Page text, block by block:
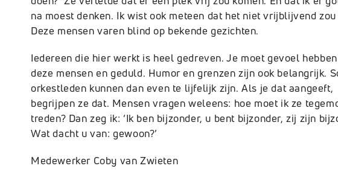
facebook x linkedin instagram youtube
Veelgestelde vragen
facebook x linkedin instagram
facebook x
na moest denken. Ik wist ook meteen dat het niet vrijblijvend
Deze mensen varen blind op bekende gezichten.
Iedereen die hier werkt is heel gedreven. Je moet gevoel
deze mensen en geduld. Humor en grenzen zijn ook belangrijk.
orkestleden kunnen dan even te lijfelijk zijn. Als je dat aangeeft,
begrijpen ze dat. Mensen vragen weleens: hoe moet ik ze
treden? Dan zeg ik: ‘Ik ben bijzonder, u bent bijzonder, zij zijn
Wat dacht u van: gewoon?’
Medewerker Coby van Zwieten